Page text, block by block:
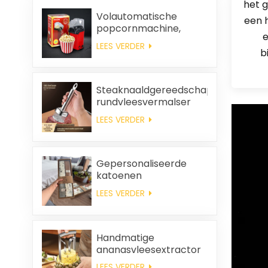
Volautomatische
popcornmachine,
draagbare
popcornmachine voor
LEES VERDER
Steaknaaldgereedschap,
rundvleesvermalser
LEES VERDER
Gepersonaliseerde
katoenen
huwelijksbedankjes en
huishoudelijke
poetsdoeken als
cadeauset.
LEES VERDER
Handmatige
ananasvleesextractor
het
een